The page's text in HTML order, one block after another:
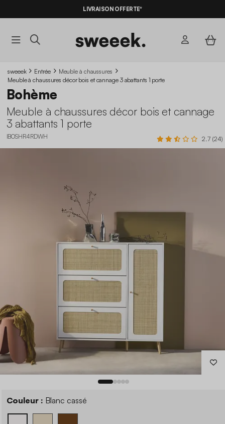
LIVRAISON OFFERTE*
sweeek Entrée
Meuble à chaussures
Meuble à chaussures décor bois et cannage 3 abattants 1 porte
Bohème
Meuble à chaussures décor bois et cannage
3 abattants 1 porte
IBOSHR4RDWH 2.7 (24)
Couleur : Blanc cassé